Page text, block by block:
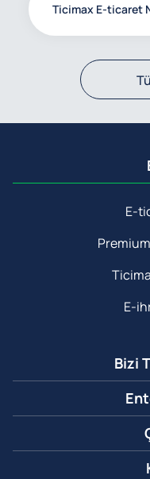
Ticimax E-ticaret
E-
E-
Bizi